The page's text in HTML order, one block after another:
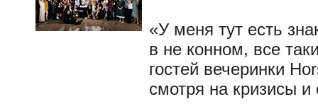
«У меня тут есть
в не конном, все
гостей вечеринки
смотря на кризисы и